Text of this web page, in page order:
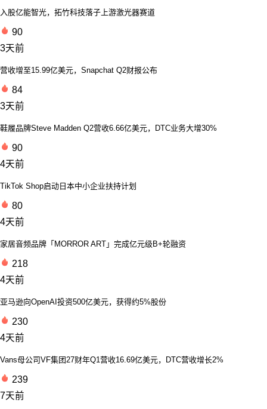
入股亿能智光，拓竹科技落子上游激光器赛道
90
3天前
营收增至15.99亿美元，Snapchat Q2财报公布
84
3天前
鞋履品牌Steve Madden Q2营收6.66亿美元，DTC业务大增30%
90
4天前
TikTok Shop启动日本中小企业扶持计划
80
4天前
家居音频品牌「MORROR ART」完成亿元级B+轮融资
218
4天前
亚马逊向OpenAI投资500亿美元，获得约5%股份
230
4天前
Vans母公司VF集团27财年Q1营收16.69亿美元，DTC营收增长2%
239
7天前